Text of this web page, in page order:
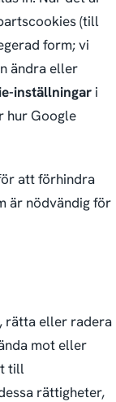
(till
form; vi
ändra eller
inställningar i
hur Google
att förhindra
är nödvändig för
rätta eller radera
mot eller
till
rättigheter,